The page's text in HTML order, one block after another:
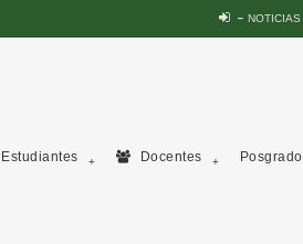
NOTICIAS
Estudiantes Docentes Posgrado